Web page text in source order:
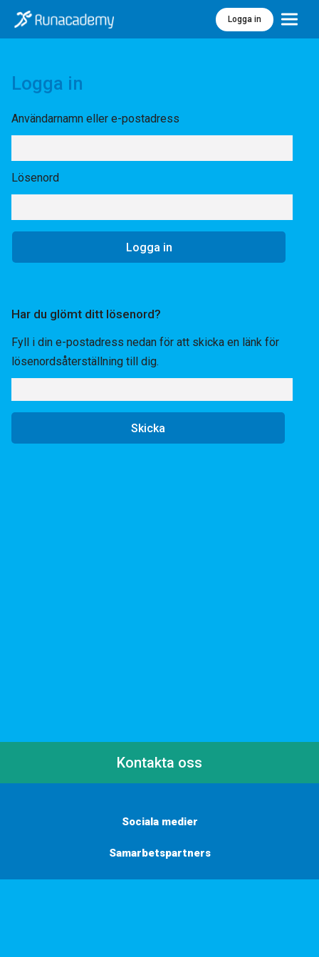
Logga in Meny
Logga in
Användarnamn eller e-postadress
Lösenord
Har du glömt ditt lösenord?
Fyll i din e-postadress nedan för att skicka en länk för
lösenordsåterställning till dig.
Kontakta oss
Sociala medier
Samarbetspartners